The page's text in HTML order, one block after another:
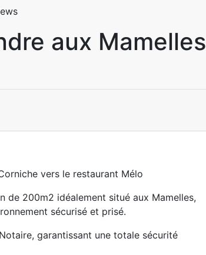
aux Mamelles
vers le restaurant Mélo
de 200m2 idéalement situé aux Mamelles,
sécurisé et prisé.
garantissant une totale sécurité